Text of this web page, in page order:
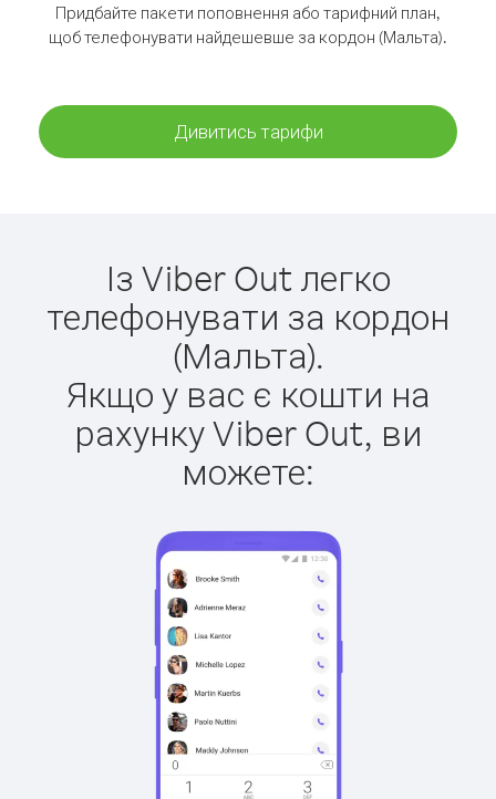
Придбайте пакети поповнення або тарифний план,
щоб телефонувати найдешевше за кордон (Мальта).
Дивитись тарифи
Із Viber Out легко
телефонувати за кордон
(Мальта).
Якщо у вас є кошти на
рахунку Viber Out, ви
можете: